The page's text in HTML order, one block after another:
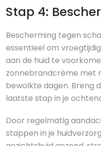
Stap 4:
Bescherming tegen
essentieel om
aan de huid te
zonnebrandcrème met
bewolkte dagen. Breng
laatste stap in je
Door regelmatig
stappen in je